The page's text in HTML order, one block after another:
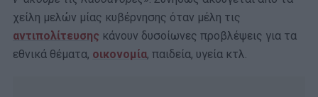
χείλη μελών μίας κυβέρνησης όταν μέλη τις
αντιπολίτευσης κάνουν δυσοίωνες προβλέψεις για τα
εθνικά θέματα, οικονομία, παιδεία, υγεία κτλ.